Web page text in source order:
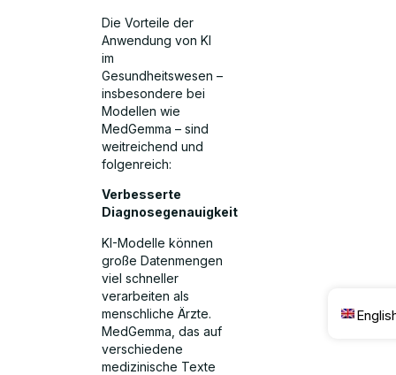
Die Vorteile der
Anwendung von KI
im
Gesundheitswesen –
insbesondere bei
Modellen wie
MedGemma – sind
weitreichend und
folgenreich:
Verbesserte
Diagnosegenauigkeit
KI-Modelle können
große Datenmengen
viel schneller
verarbeiten als
menschliche Ärzte.
MedGemma, das auf
verschiedene
medizinische Texte